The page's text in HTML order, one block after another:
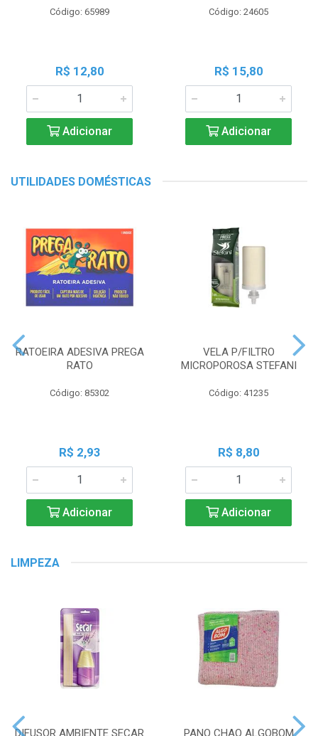
Código: 65989
R$ 12,80
Adicionar
Código: 24605
R$ 15,80
Adicionar
UTILIDADES DOMÉSTICAS
RATOEIRA ADESIVA PREGA
RATO
Código: 85302
R$ 2,93
Adicionar
VELA P/FILTRO
MICROPOROSA STEFANI
Código: 41235
R$ 8,80
Adicionar
LIMPEZA
DIFUSOR AMBIENTE SECAR PANO CHAO ALGOBOM